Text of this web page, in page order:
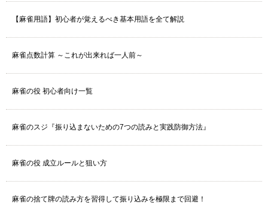
【麻雀用語】初心者が覚えるべき基本用語を全て解説
麻雀点数計算 ～これが出来れば一人前～
麻雀の役 初心者向け一覧
麻雀のスジ『振り込まないための7つの読みと実践防御方法』
麻雀の役 成立ルールと狙い方
麻雀の捨て牌の読み方を習得して振り込みを極限まで回避！